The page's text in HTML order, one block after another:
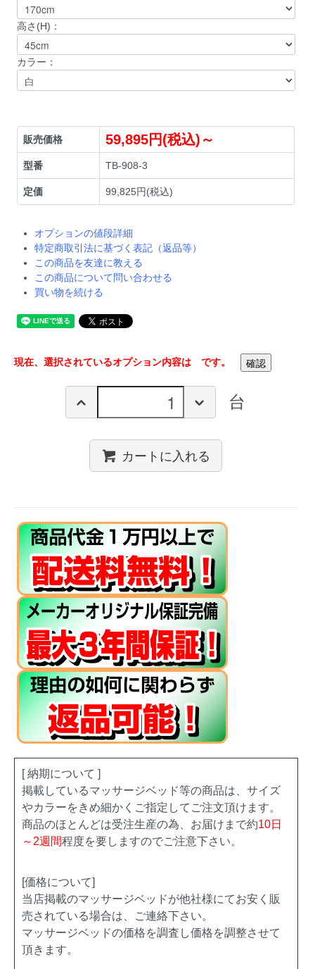
高さ(H)：
カラー：
販売価格 59,895円(税込)～
型番 TB-908-3
定価 99,825円(税込)
オプションの値段詳細
特定商取引法に基づく表記（返品等）
この商品を友達に教える
この商品について問い合わせる
買い物を続ける
現在、選択されているオプション内容は です。
台
カートに入れる
[ 納期について ]
掲載しているマッサージベッド等の商品は、サイズ
やカラーをきめ細かくご指定してご注文頂けます。
商品のほとんどは受注生産の為、お届けまで約10日
～2週間程度を要しますのでご注意下さい。
[価格について]
当店掲載のマッサージベッドが他社様にてお安く販
売されている場合は、ご連絡下さい。
マッサージベッドの価格を調査し価格を調整させて
頂きます。